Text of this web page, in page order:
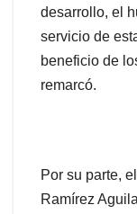
desarrollo, el
servicio de
beneficio de
remarcó.
Por su parte,
Ramírez